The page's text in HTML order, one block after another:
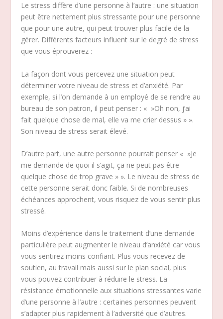
Le stress diffère d’une personne à l’autre : une situation
peut être nettement plus stressante pour une personne
que pour une autre, qui peut trouver plus facile de la
gérer. Différents facteurs influent sur le degré de stress
que vous éprouverez :
La façon dont vous percevez une situation peut
déterminer votre niveau de stress et d’anxiété. Par
exemple, si l’on demande à un employé de se rendre au
bureau de son patron, il peut penser : « »Oh non, j’ai
fait quelque chose de mal, elle va me crier dessus » ».
Son niveau de stress serait élevé.
D’autre part, une autre personne pourrait penser « »Je
me demande de quoi il s’agit, ça ne peut pas être
quelque chose de trop grave » ». Le niveau de stress de
cette personne serait donc faible. Si de nombreuses
échéances approchent, vous risquez de vous sentir plus
stressé.
Moins d’expérience dans le traitement d’une demande
particulière peut augmenter le niveau d’anxiété car vous
vous sentirez moins confiant. Plus vous recevez de
soutien, au travail mais aussi sur le plan social, plus
vous pouvez contribuer à réduire le stress. La
résistance émotionnelle aux situations stressantes varie
d’une personne à l’autre : certaines personnes peuvent
s’adapter plus rapidement à l’adversité que d’autres.